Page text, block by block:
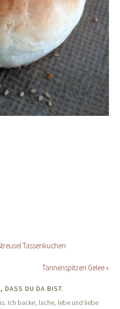
Tassenkuchen
Tannenspitzen Gelee »
DASS DU DA BIST.
Ich backe, lache, lebe und liebe